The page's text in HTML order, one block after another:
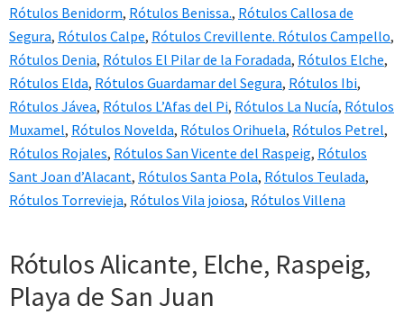
Rótulos Benidorm, Rótulos Benissa., Rótulos Callosa de
Segura, Rótulos Calpe, Rótulos Crevillente. Rótulos Campello,
Rótulos Denia, Rótulos El Pilar de la Foradada, Rótulos Elche,
Rótulos Elda, Rótulos Guardamar del Segura, Rótulos Ibi,
Rótulos Jávea, Rótulos L’Afas del Pi, Rótulos La Nucía, Rótulos
Muxamel, Rótulos Novelda, Rótulos Orihuela, Rótulos Petrel,
Rótulos Rojales, Rótulos San Vicente del Raspeig, Rótulos
Sant Joan d’Alacant, Rótulos Santa Pola, Rótulos Teulada,
Rótulos Torrevieja, Rótulos Vila joiosa, Rótulos Villena
Rótulos Alicante, Elche, Raspeig,
Playa de San Juan